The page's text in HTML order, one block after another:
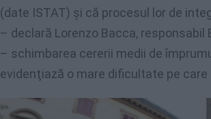
(date ISTAT) şi că procesul lor de
– declară Lorenzo Bacca,
– schimbarea cererii medii de
evidenţiază o mare dificultate pe care